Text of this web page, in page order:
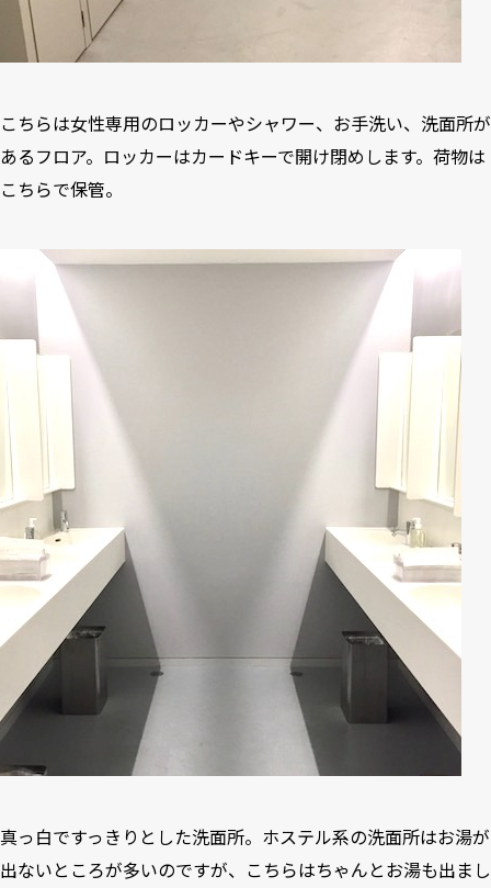
こちらは女性専用のロッカーやシャワー、お手洗い、洗面所が
あるフロア。ロッカーはカードキーで開け閉めします。荷物は
こちらで保管。
真っ白ですっきりとした洗面所。ホステル系の洗面所はお湯が
出ないところが多いのですが、こちらはちゃんとお湯も出まし